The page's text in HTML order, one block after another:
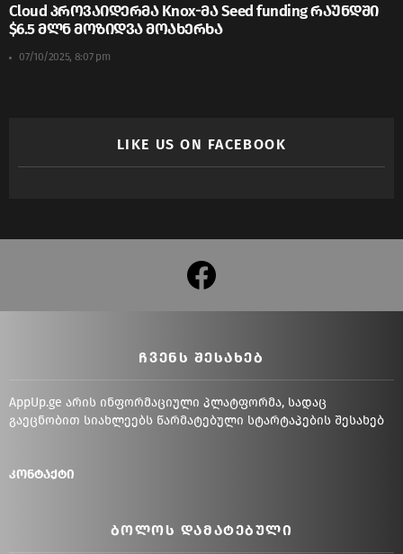
Cloud პროვაიდერმა Knox-მა Seed funding რაუნდში
$6.5 მლნ მოზიდვა მოახერხა
07/10/2025, 8:07 pm
LIKE US ON FACEBOOK
facebook
ᲩᲕᲔᲜᲡ ᲨᲔᲡᲐᲮᲔᲑ
AppUp.ge არის ინფორმაციული პლატფორმა, სადაც
გაეცნობით სიახლეებს წარმატებული სტარტაპების შესახებ
კონტაქტი
ᲑᲝᲚᲝᲡ ᲓᲐᲛᲐᲢᲔᲑᲣᲚᲘ